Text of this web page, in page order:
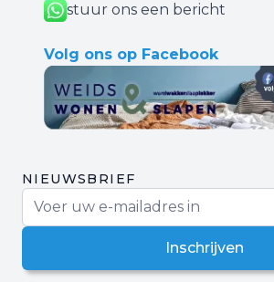
stuur ons een bericht
Volg ons op Facebook
NIEUWSBRIEF
Inschrijven